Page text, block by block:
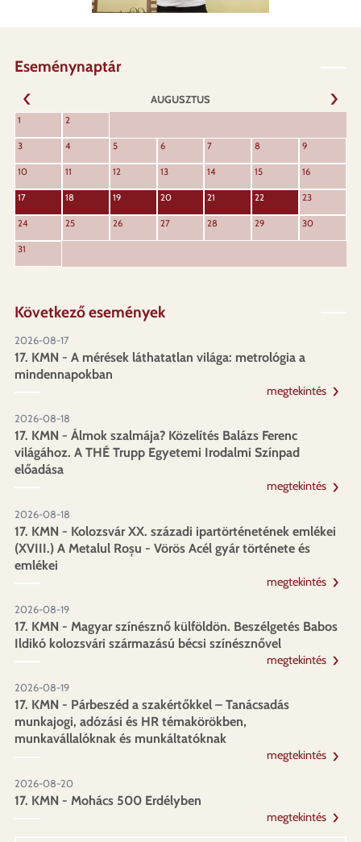
Eseménynaptár
ELŐZŐ
AUGUSZTUS
1 2
3 4 5 6 7 8 9
10 11 12 13 14 15 16
17 18 19 20 21 22 23
24 25 26 27 28 29 30
31
Következő események
2026-08-17
17. KMN - A mérések láthatatlan világa: metrológia a
mindennapokban
megtekintés
2026-08-18
17. KMN - Álmok szalmája? Közelítés Balázs Ferenc
világához. A THÉ Trupp Egyetemi Irodalmi Színpad
előadása
megtekintés
2026-08-18
17. KMN - Kolozsvár XX. századi ipartörténetének emlékei
(XVIII.) A Metalul Roșu - Vörös Acél gyár története és
emlékei
megtekintés
2026-08-19
17. KMN - Magyar színésznő külföldön. Beszélgetés Babos
Ildikó kolozsvári származású bécsi színésznővel
megtekintés
2026-08-19
17. KMN - Párbeszéd a szakértőkkel – Tanácsadás
munkajogi, adózási és HR témakörökben,
munkavállalóknak és munkáltatóknak
megtekintés
2026-08-20
17. KMN - Mohács 500 Erdélyben
megtekintés